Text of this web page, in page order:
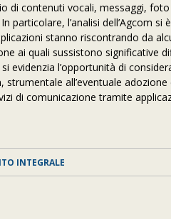
di contenuti vocali, messaggi,
particolare, l’analisi dell’Agcom
stanno riscontrando da
ai quali sussistono significative
si evidenzia l’opportunità di
strumentale all’eventuale
di comunicazione tramite
INTEGRALE